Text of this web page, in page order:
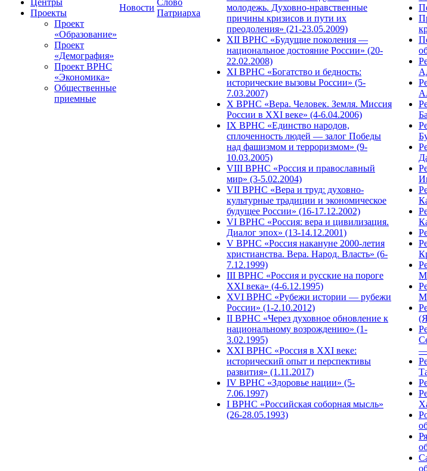
Центры
Проекты
Проект
«Образование»
Проект
«Демография»
Проект ВРНС
«Экономика»
Общественные
приемные
Новости
Слово
Патриарха
молодежь. Духовно-нравственные
причины кризисов и пути их
преодоления» (21-23.05.2009)
XII ВРНС «Будущие поколения —
национальное достояние России» (20-
22.02.2008)
XI ВРНС «Богатство и бедность:
исторические вызовы России» (5-
7.03.2007)
X ВРНС «Вера. Человек. Земля. Миссия
России в XXI веке» (4-6.04.2006)
IX ВРНС «Единство народов,
сплоченность людей — залог Победы
над фашизмом и терроризмом» (9-
10.03.2005)
VIII ВРНС «Россия и православный
мир» (3-5.02.2004)
VII ВРНС «Вера и труд: духовно-
культурные традиции и экономическое
будущее России» (16-17.12.2002)
VI ВРНС «Россия: вера и цивилизация.
Диалог эпох» (13-14.12.2001)
V ВРНС «Россия накануне 2000-летия
христианства. Вера. Народ. Власть» (6-
7.12.1999)
III ВРНС «Россия и русские на пороге
XXI века» (4-6.12.1995)
XVI ВРНС «Рубежи истории — рубежи
России» (1-2.10.2012)
II ВРНС «Через духовное обновление к
национальному возрождению» (1-
3.02.1995)
XХI ВРНС «Россия в XXI веке:
исторический опыт и перспективы
развития» (1.11.2017)
IV ВРНС «Здоровье нации» (5-
7.06.1997)
I ВРНС «Российская соборная мысль»
(26-28.05.1993)
—